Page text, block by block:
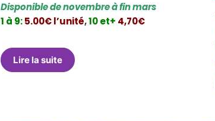
Disponible de novembre à fin mars
1 à 9:5.00€ l’unité,10 et+ 4,70€
Lire la suite